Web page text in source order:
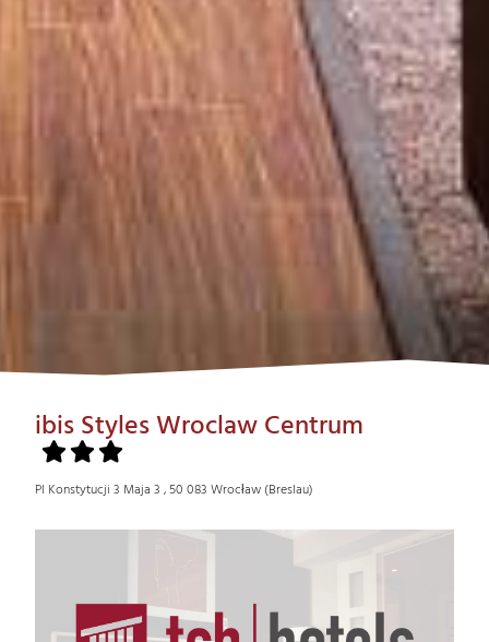
ibis Styles Wroclaw Centrum
Pl Konstytucji 3 Maja 3 , 50 083 Wrocław (Breslau)